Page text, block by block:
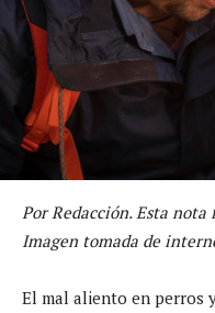
Por Redacción. Esta
Imagen tomada de
El mal aliento en perros